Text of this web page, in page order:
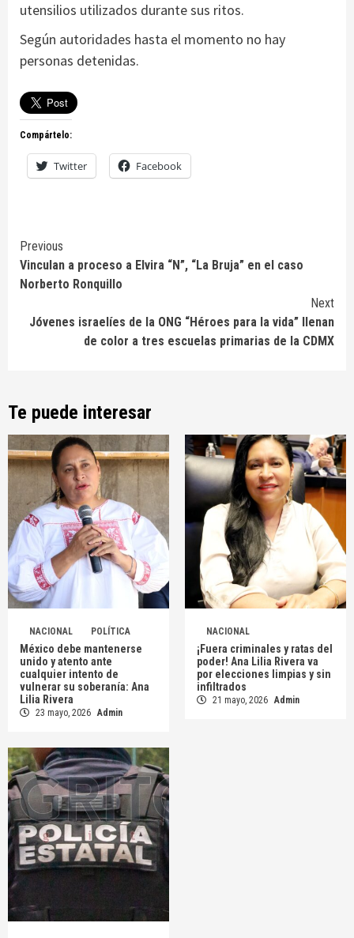
utensilios utilizados durante sus ritos.
Según autoridades hasta el momento no hay
personas detenidas.
Compártelo:
Twitter Facebook
Continue
Reading
Previous
Vinculan a proceso a Elvira “N”, “La Bruja” en el caso
Norberto Ronquillo
Next
Jóvenes israelíes de la ONG “Héroes para la vida” llenan
de color a tres escuelas primarias de la CDMX
Te puede interesar
NACIONAL POLÍTICA
México debe mantenerse
unido y atento ante
cualquier intento de
vulnerar su soberanía: Ana
Lilia Rivera
23 mayo, 2026 Admin
NACIONAL
¡Fuera criminales y ratas del
poder! Ana Lilia Rivera va
por elecciones limpias y sin
infiltrados
21 mayo, 2026 Admin